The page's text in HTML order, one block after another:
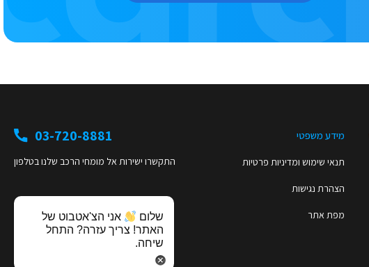
מידע משפטי
תנאי שימוש ומדיניות פרטיות
הצהרת נגישות
מפת אתר
03-720-8881
התקשרו ישירות אל מומחי הרכב שלנו בטלפון
שלום
אני הצ'אטבוט של
האתר! צריך עזרה? התחל
שיחה.